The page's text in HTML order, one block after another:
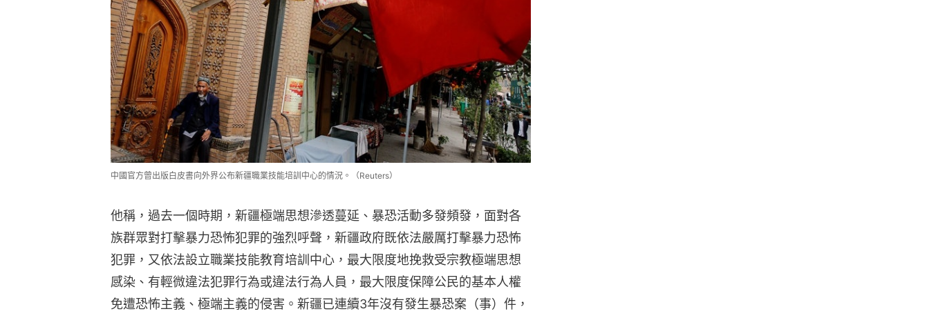
中國官方曾出版白皮書向外界公布新疆職業技能培訓中心的情況。（Reuters）
他稱，過去一個時期，新疆極端思想滲透蔓延、暴恐活動多發頻發，面對各
族群眾對打擊暴力恐怖犯罪的強烈呼聲，新疆政府既依法嚴厲打擊暴力恐怖
犯罪，又依法設立職業技能教育培訓中心，最大限度地挽救受宗教極端思想
感染、有輕微違法犯罪行為或違法行為人員，最大限度保障公民的基本人權
免遭恐怖主義、極端主義的侵害。新疆已連續3年沒有發生暴恐案（事）件，